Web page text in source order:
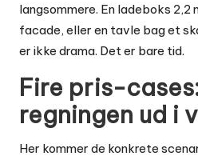
langsommere. En ladeboks 2,2
facade, eller en tavle bag et
er ikke drama. Det er bare tid.
Fire pris-
regningen ud i
Her kommer de konkrete